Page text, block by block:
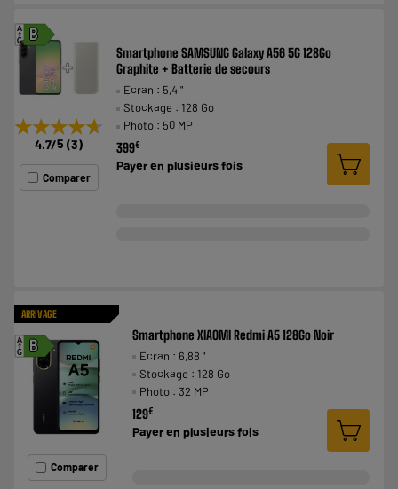
B
A
G
★★★★★
★★★★★
4.7/5 (3)
Comparer
Smartphone SAMSUNG Galaxy A56 5G 128Go
Graphite + Batterie de secours
Ecran : 5,4 "
Stockage : 128 Go
Photo : 50 MP
399€
Payer en plusieurs fois
ARRIVAGE
B
A
G
Comparer
Smartphone XIAOMI Redmi A5 128Go Noir
Ecran : 6,88 "
Stockage : 128 Go
Photo : 32 MP
129€
Payer en plusieurs fois